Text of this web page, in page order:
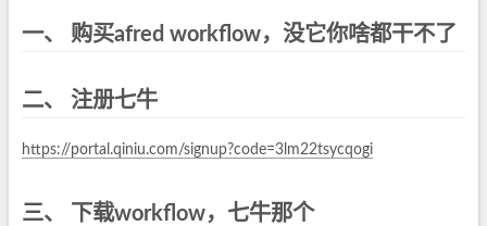
一、 购买afred workflow，没它你啥都干不了
二、 注册七牛
https://portal.qiniu.com/signup?code=3lm22tsycqogi
三、 下载workflow，七牛那个